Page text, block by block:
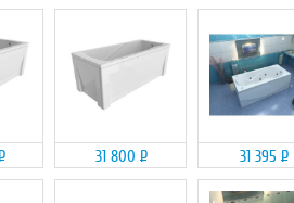
31 800 Р 31 395 Р